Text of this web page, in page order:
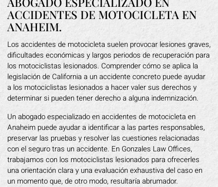
ACCIDENTES DE MOTOCICLETA EN
ANAHEIM.
Los accidentes de motocicleta suelen provocar lesiones graves,
dificultades económicas y largos periodos de recuperación para
los motociclistas lesionados. Comprender cómo se aplica la
legislación de California a un accidente concreto puede ayudar
a los motociclistas lesionados a hacer valer sus derechos y
determinar si pueden tener derecho a alguna indemnización.
Un abogado especializado en accidentes de motocicleta en
Anaheim puede ayudar a identificar a las partes responsables,
preservar las pruebas y resolver las cuestiones relacionadas
con el seguro tras un accidente. En Gonzales Law Offices,
trabajamos con los motociclistas lesionados para ofrecerles
una orientación clara y una evaluación exhaustiva del caso en
un momento que, de otro modo, resultaría abrumador.